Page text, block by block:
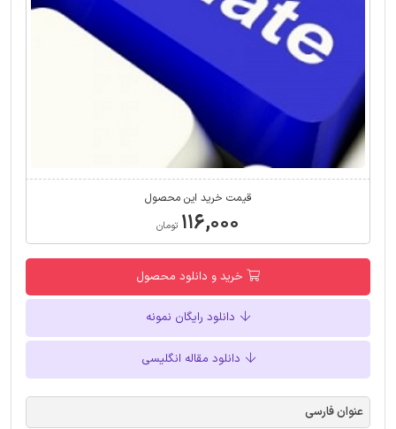
قیمت خرید این محصول
۱۱۶,۰۰۰ تومان
خرید و دانلود محصول
دانلود رایگان نمونه
دانلود مقاله انگلیسی
عنوان فارسی